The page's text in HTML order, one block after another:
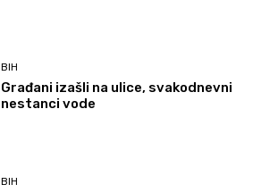
BIH
Građani izašli na ulice, svakodnevni
nestanci vode
BIH